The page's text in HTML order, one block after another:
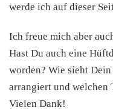
werde ich auf dieser
Ich freue mich aber
Hast Du auch eine
worden? Wie sieht
arrangiert und welchen
Vielen Dank!